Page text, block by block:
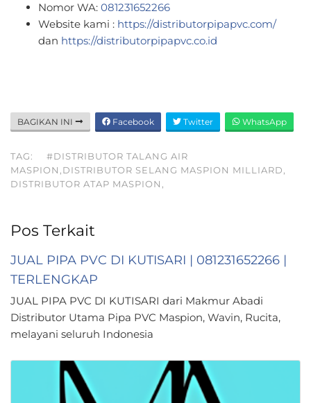
Nomor WA: 081231652266
Website kami : https://distributorpipapvc.com/
dan https://distributorpipapvc.co.id
BAGIKAN INI Facebook Twitter WhatsApp
TAG:
#DISTRIBUTOR TALANG AIR
MASPION,DISTRIBUTOR SELANG MASPION MILLIARD,
DISTRIBUTOR ATAP MASPION,
Pos Terkait
JUAL PIPA PVC DI KUTISARI | 081231652266 |
TERLENGKAP
JUAL PIPA PVC DI KUTISARI dari Makmur Abadi
Distributor Utama Pipa PVC Maspion, Wavin, Rucita,
melayani seluruh Indonesia